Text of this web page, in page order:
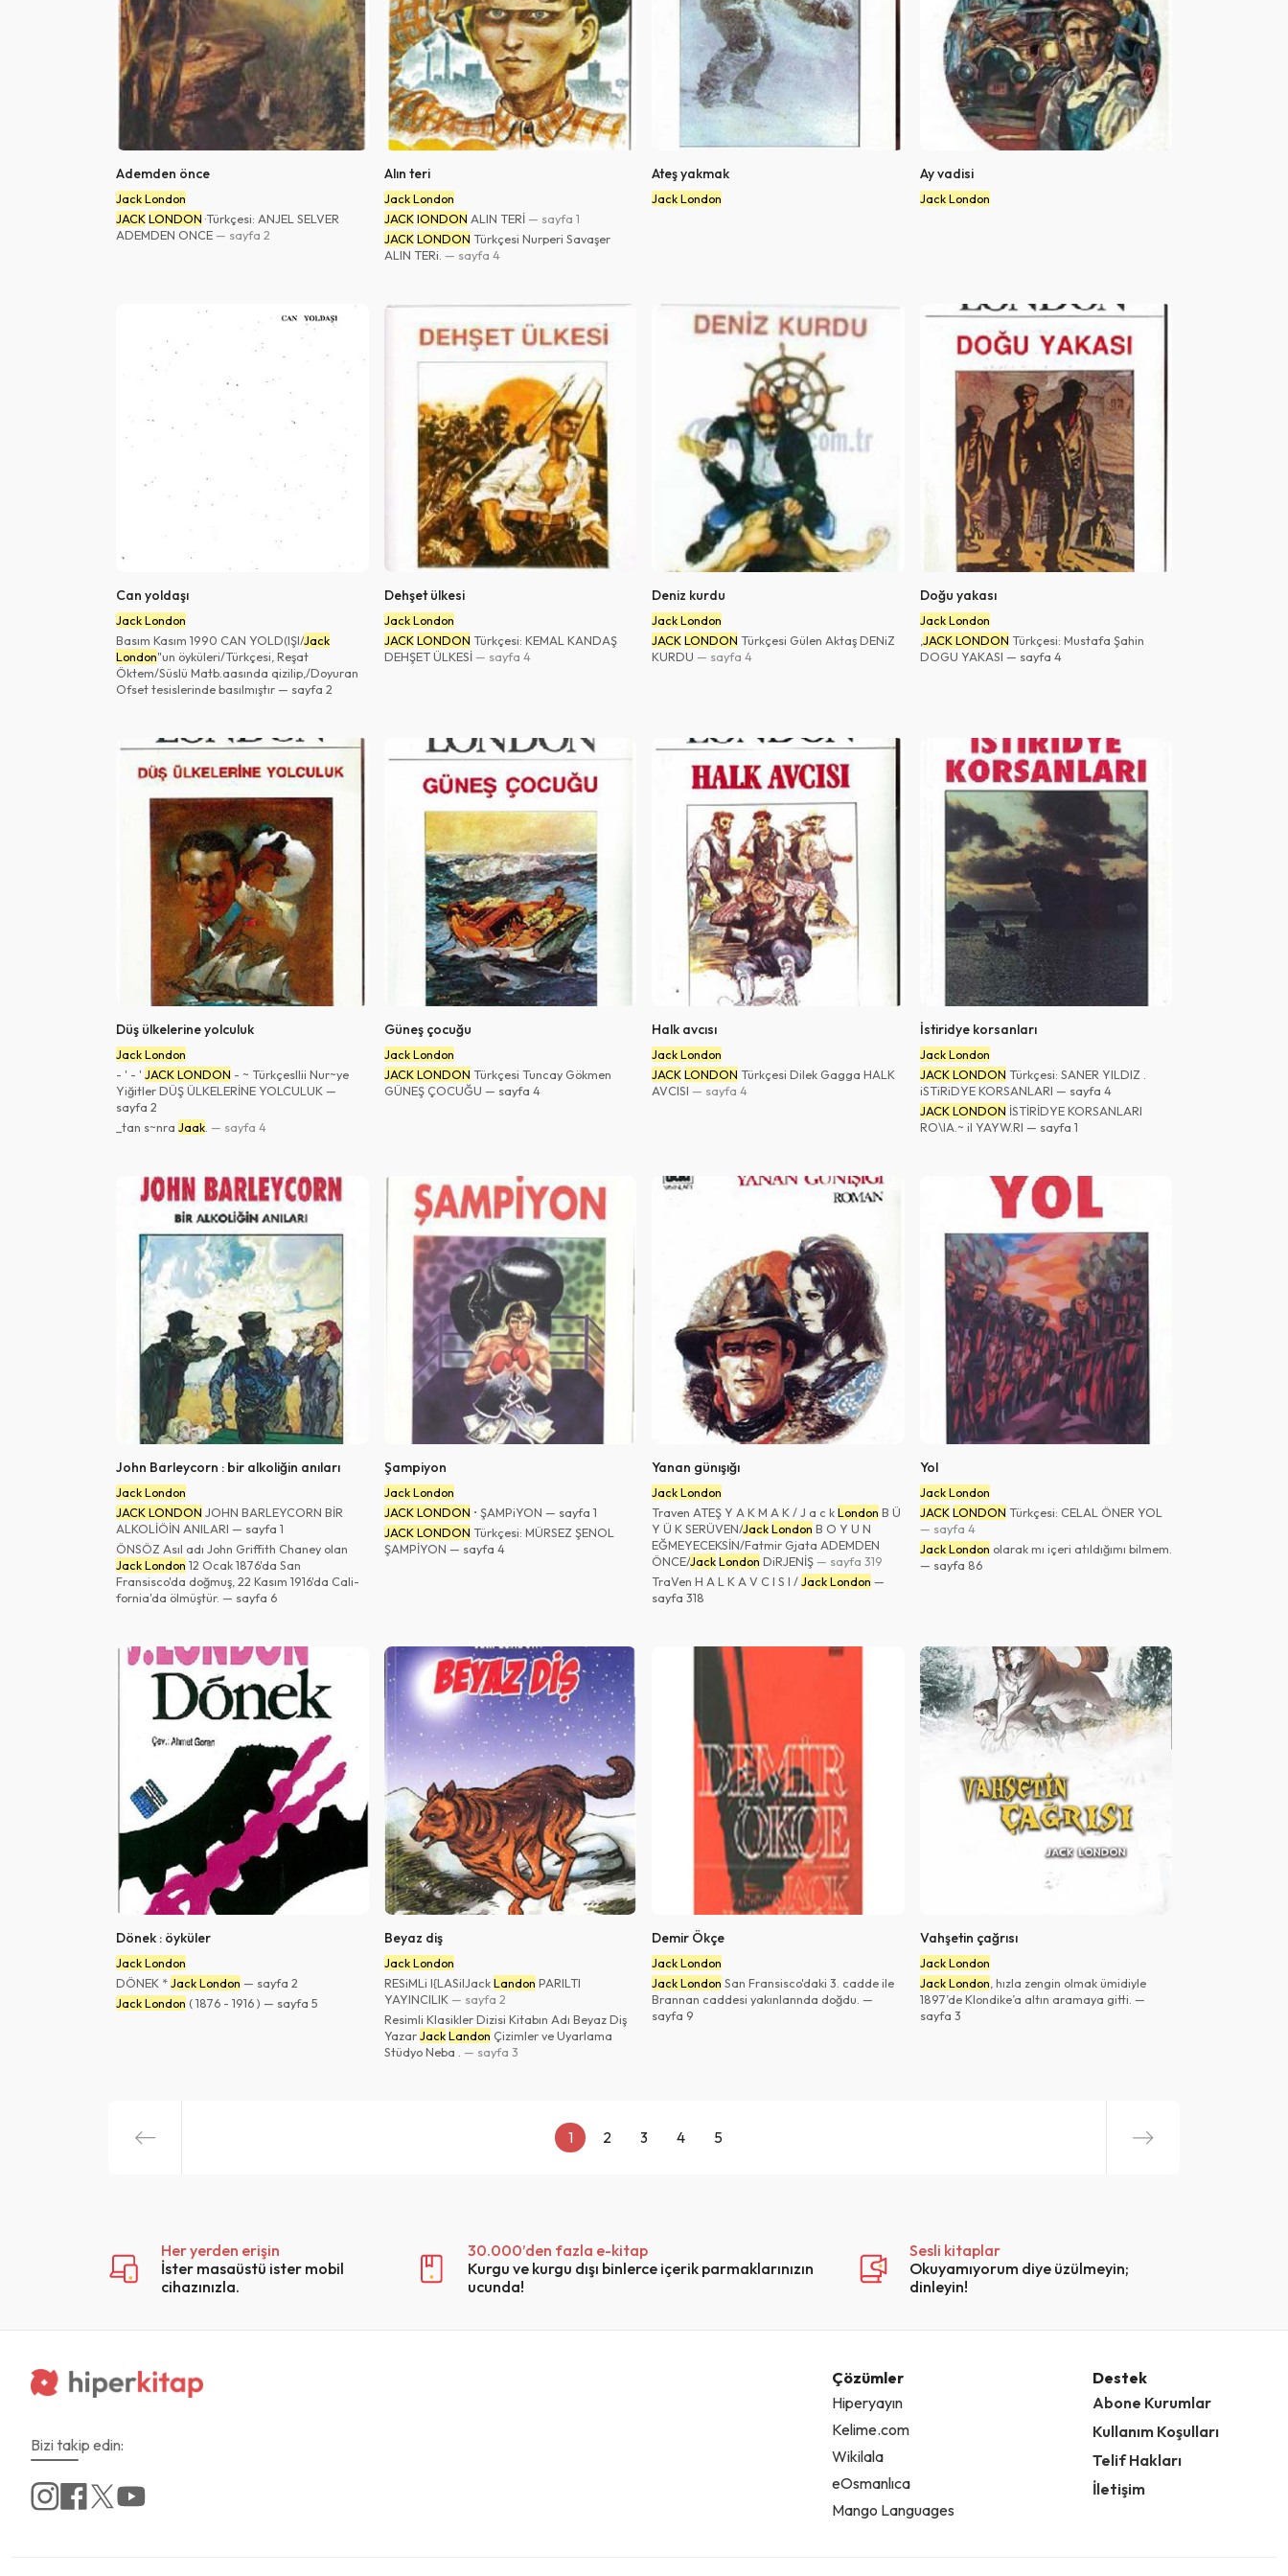
-
Vazgeç Filtreyi kaydet
Yazar Adı (A'dan - Z'ye)
Yazar Adı (Z'den - A'ya)
Sayfa Sayısı (Az - Çok)
Sayfa Sayısı (Çok - Az)
Yükleme Tarihi (Eski-Yeni)
Yükleme Tarihi (Yeni-Eski)
List
Ademden önce
Jack London
JACKLONDON ·Türkçesi: ANJEL SELVER
ADEMDEN ONCE — sayfa 2
Alın teri
Jack London
JACK lONDON ALIN TERİ— sayfa 1
JACK LONDON Türkçesi Nurperi Savaşer
ALIN TERi. — sayfa 4
Ateş yakmak
Jack London
Ay vadisi
Jack London
Can yoldaşı
Jack London
Basım Kasım 1990 CAN YOLD(IŞl/Jack
London"un öyküleri/Türkçesi, Reşat
Öktem/Süslü Matb.aasında qizilip,/Doyuran
Ofset tesislerinde basılmıştır — sayfa 2
Dehşet ülkesi
Jack London
JACK LONDON Türkçesi: KEMAL KANDAŞ
DEHŞET ÜLKESİ— sayfa 4
Deniz kurdu
Jack London
JACKLONDON Türkçesi Gülen Aktaş DENiZ
KURDU — sayfa 4
Doğu yakası
Jack London
JACK LONDON Türkçesi: Mustafa Şahin
DOGU YAKASI — sayfa 4
Düş ülkelerine yolculuk
Jack London
- ' - ' JACK LONDON - ~ Türkçesllii Nur~ye
Yiğitler DÜŞ ÜLKELERİNE YOLCULUK —
sayfa 2
_tan s~nra Jaak — sayfa 4
Güneş çocuğu
Jack London
JACK LONDON Türkçesi Tuncay Gökmen
GÜNEŞ ÇOCUĞU — sayfa 4
Halk avcısı
Jack London
JACKLONDON Türkçesi Dilek Gagga HALK
AVCISI — sayfa 4
İstiridye korsanları
Jack London
JACK LONDON Türkçesi: SANER YILDIZ .
iSTiRiDYE KORSANLARI — sayfa 4
JACK LONDON İSTİRİDYE KORSANLARI
RO\IA.~ il YAYW.RI — sayfa 1
John Barleycorn : bir alkoliğin anıları
Jack London
JACK LONDON JOHN BARLEYCORN BİR
ALKOLİÖİN ANILARI — sayfa 1
ÖNSÖZ Asıl adı John Griffith Chaney olan
Jack London 12 Ocak 1876'da San
Fransisco'da doğmuş, 22 Kasım 1916'da Cali-
fornia'da ölmüştür. — sayfa 6
Şampiyon
Jack London
JACK LONDON • ŞAMPiYON — sayfa 1
JACK LONDON Türkçesi: MÜRSEZ ŞENOL
ŞAMPİYON — sayfa 4
Yanan günışığı
Jack London
Traven ATEŞ Y A K M A K / J a c kLondon B Ü
Y Ü K SERÜVEN/JackLondon B O Y U N
EĞMEYECEKSİN/Fatmir Gjata ADEMDEN
ÖNCE/JackLondon DiRJENİŞ — sayfa 319
TraVen H A L K A V C I S I /Jack London —
sayfa 318
Yol
Jack London
JACK LONDON Türkçesi: CELAL ÖNER YOL
— sayfa 4
Jack London olarak mı içeri atıldığımı bilmem.
— sayfa 86
Dönek : öyküler
Jack London
DÖNEK *Jack London — sayfa 2
Jack London ( 1876 - 1916 ) — sayfa 5
Beyaz diş
Jack London
RESiMLi l{LASilJackLandon PARILTI
YAYINCILIK— sayfa 2
Resimli Klasikler Dizisi Kitabın Adı Beyaz Diş
YazarJack Landon Çizimler ve Uyarlama
Stüdyo Neba .
— sayfa 3
Demir Ökçe
Jack London
Jack London San Fransisco'daki 3. cadde ile
Brannan caddesi yakınlannda doğdu. —
sayfa 9
Vahşetin çağrısı
Jack London
Jack London , hızla zengin olmak ümidiyle
1897’de Klondike’a altın aramaya gitti. —
sayfa 3
1 2 3 4 5
Her yerden erişin
İster masaüstü ister mobil
cihazınızla.
30.000’den fazla e-kitap
Kurgu ve kurgu dışı binlerce içerik parmaklarınızın
ucunda!
Sesli kitaplar
Okuyamıyorum diye üzülmeyin;
dinleyin!
Tamam
Bizi takip edin:
Çözümler
Hiperyayın
Kelime.com
Wikilala
eOsmanlıca
Mango Languages
Destek
Abone Kurumlar
Kullanım Koşulları
Telif Hakları
İletişim